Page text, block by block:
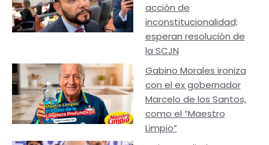
acción de
inconstitucionalidad;
esperan resolución de
la SCJN
Gabino Morales ironiza
con el ex gobernador
Marcelo de los Santos,
como el “Maestro
Limpio”